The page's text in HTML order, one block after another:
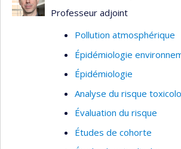
Professeur adjoint
Pollution atmosphérique
Épidémiologie
Épidémiologie
Analyse du risque
Évaluation du risque
Études de cohorte